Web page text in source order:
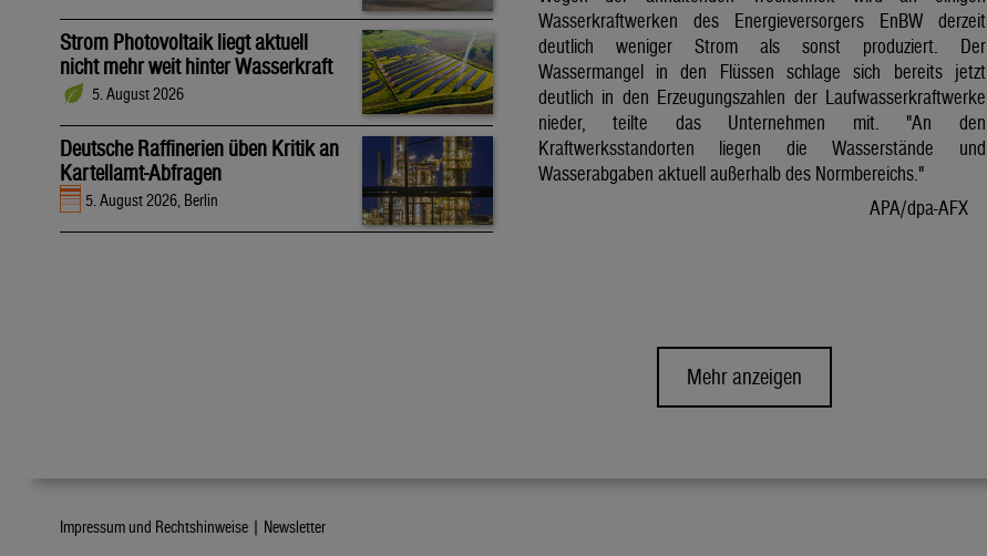
Strom Photovoltaik liegt aktuell
nicht mehr weit hinter Wasserkraft
5. August 2026
Deutsche Raffinerien üben Kritik an
Kartellamt-Abfragen
5. August 2026, Berlin
Wasserkraftwerken des Energieversorgers EnBW derzeit
deutlich weniger Strom als sonst produziert. Der
Wassermangel in den Flüssen schlage sich bereits jetzt
deutlich in den Erzeugungszahlen der Laufwasserkraftwerke
nieder, teilte das Unternehmen mit. "An den
Kraftwerksstandorten liegen die Wasserstände und
Wasserabgaben aktuell außerhalb des Normbereichs."
APA/dpa-AFX
Mehr anzeigen
Impressum und Rechtshinweise | Newsletter